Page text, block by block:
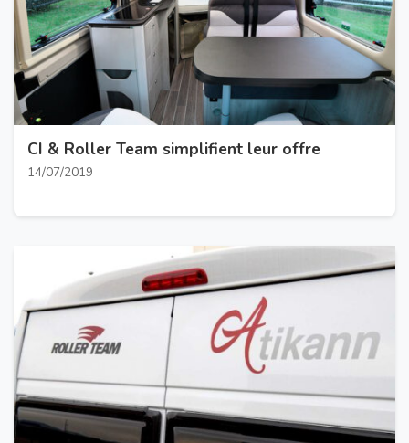
CI & Roller Team simplifient leur offre
14/07/2019